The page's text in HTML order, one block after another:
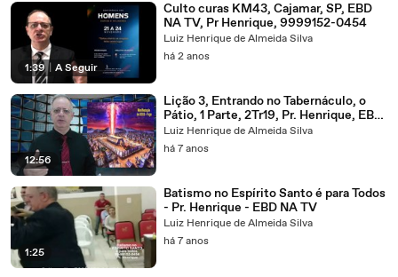
1:39 A Seguir
Culto curas KM43, Cajamar, SP, EBD
NA TV, Pr Henrique, 9999152-0454
Luiz Henrique de Almeida Silva
há 2 anos
12:56
Lição 3, Entrando no Tabernáculo, o
Pátio, 1 Parte, 2Tr19, Pr. Henrique, EBD
NA TV
Luiz Henrique de Almeida Silva
há 7 anos
1:25
Batismo no Espírito Santo é para Todos
- Pr. Henrique - EBD NA TV
Luiz Henrique de Almeida Silva
há 7 anos